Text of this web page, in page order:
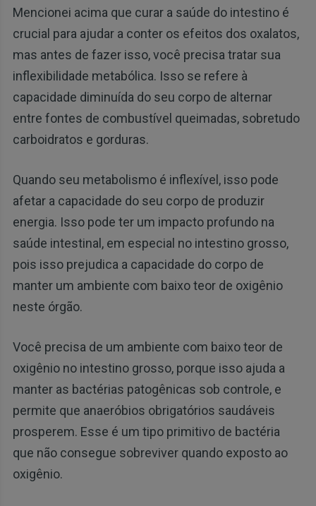
Mencionei acima que curar a saúde do intestino é
crucial para ajudar a conter os efeitos dos oxalatos,
mas antes de fazer isso, você precisa tratar sua
inflexibilidade metabólica. Isso se refere à
capacidade diminuída do seu corpo de alternar
entre fontes de combustível queimadas, sobretudo
carboidratos e gorduras.
Quando seu metabolismo é inflexível, isso pode
afetar a capacidade do seu corpo de produzir
energia. Isso pode ter um impacto profundo na
saúde intestinal, em especial no intestino grosso,
pois isso prejudica a capacidade do corpo de
manter um ambiente com baixo teor de oxigênio
neste órgão.
Você precisa de um ambiente com baixo teor de
oxigênio no intestino grosso, porque isso ajuda a
manter as bactérias patogênicas sob controle, e
permite que anaeróbios obrigatórios saudáveis ​​
prosperem. Esse é um tipo primitivo de bactéria
que não consegue sobreviver quando exposto ao
oxigênio.